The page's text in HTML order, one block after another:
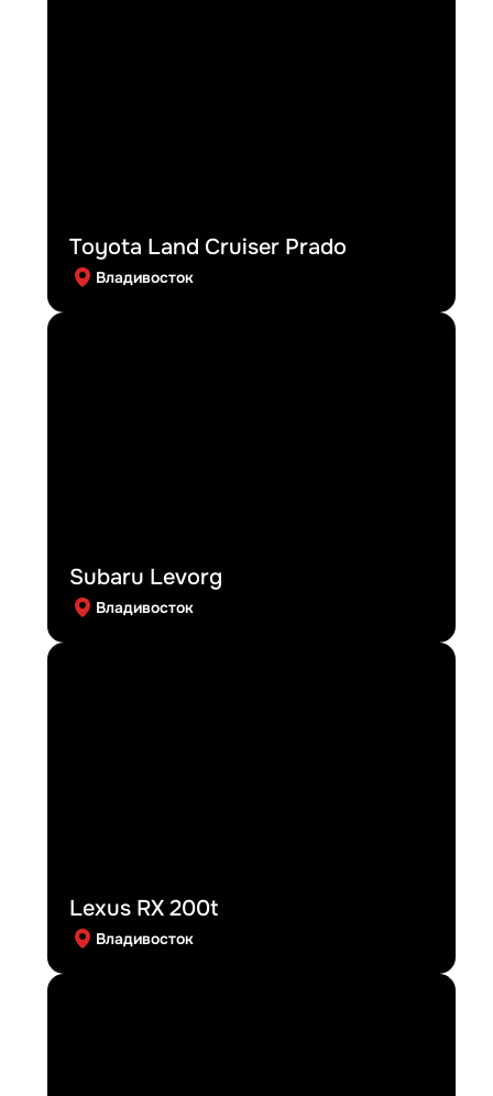
Toyota Land Cruiser Prado
Владивосток
Subaru Levorg
Владивосток
Lexus RX 200t
Владивосток